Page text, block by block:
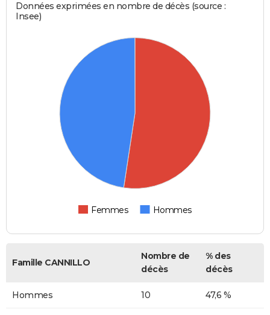
Données exprimées en nombre de décès (source :
Insee)
Femmes Hommes
Famille CANNILLO
Nombre de
décès
% des
décès
Hommes 10 47,6 %